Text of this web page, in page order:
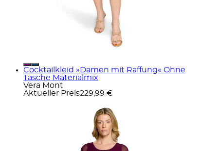
Cocktailkleid »Damen mit Raffung« Ohne
Tasche Materialmix
Vera Mont
Aktueller Preis229,99 €